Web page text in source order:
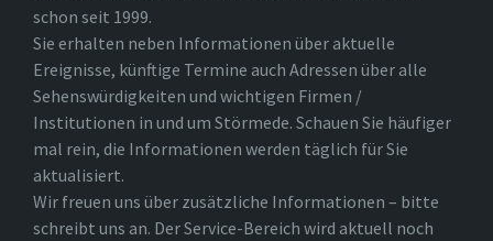
schon seit 1999.
Sie erhalten neben Informationen über aktuelle
Ereignisse, künftige Termine auch Adressen über alle
Sehenswürdigkeiten und wichtigen Firmen /
Institutionen in und um Störmede. Schauen Sie häufiger
mal rein, die Informationen werden täglich für Sie
aktualisiert.
Wir freuen uns über zusätzliche Informationen – bitte
schreibt uns an. Der Service-Bereich wird aktuell noch